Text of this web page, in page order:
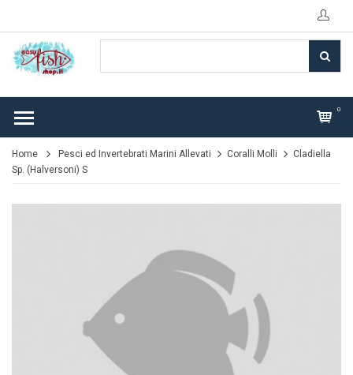
0
Home Pesci ed Invertebrati Marini Allevati Coralli Molli
Cladiella
Sp. (Halversoni) S